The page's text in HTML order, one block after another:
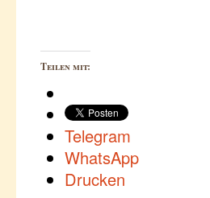
Teilen mit:
Telegram
WhatsApp
Drucken